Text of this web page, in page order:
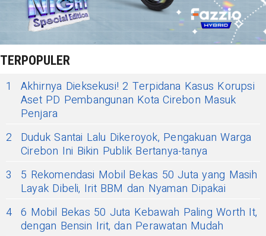
TERPOPULER
1
Akhirnya Dieksekusi! 2 Terpidana Kasus Korupsi
Aset PD Pembangunan Kota Cirebon Masuk
Penjara
2
Duduk Santai Lalu Dikeroyok, Pengakuan Warga
Cirebon Ini Bikin Publik Bertanya-tanya
3
5 Rekomendasi Mobil Bekas 50 Juta yang Masih
Layak Dibeli, Irit BBM dan Nyaman Dipakai
4 6 Mobil Bekas 50 Juta Kebawah Paling Worth It,
dengan Bensin Irit, dan Perawatan Mudah